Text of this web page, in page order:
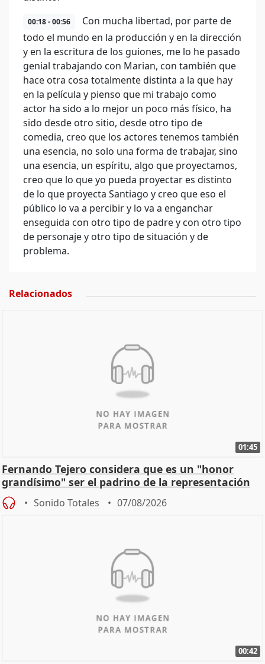
00:18 - 00:56
Con mucha libertad, por parte de
todo el mundo en la producción y en la dirección
y en la escritura de los guiones, me lo he pasado
genial trabajando con Marian, con también que
hace otra cosa totalmente distinta a la que hay
en la película y pienso que mi trabajo como
actor ha sido a lo mejor un poco más físico, ha
sido desde otro sitio, desde otro tipo de
comedia, creo que los actores tenemos también
una esencia, no solo una forma de trabajar, sino
una esencia, un espíritu, algo que proyectamos,
creo que lo que yo pueda proyectar es distinto
de lo que proyecta Santiago y creo que eso el
público lo va a percibir y lo va a enganchar
enseguida con otro tipo de padre y con otro tipo
de personaje y otro tipo de situación y de
problema.
Relacionados
01:45
Fernando Tejero considera que es un "honor
grandísimo" ser el padrino de la representación
Sonido Totales 07/08/2026
00:42